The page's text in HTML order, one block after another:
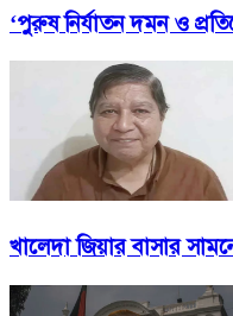
‘পুরুষ নির্যাতন দমন ও
খালেদা জিয়ার বাসার